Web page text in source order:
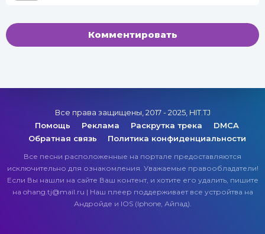
Комментировать
Все права защищены, 2017 - 2025, HIT.TJ
Помощь
Реклама Раскрутка трека
DMCA
Обратная связь
Политика конфиденциальности
Все песни расположенные на портале предоставляются
исключительно для ознакомления. Уважаемые правообладатели!
Если Вы нашли на сайте Ваш контент, и хотите его удалить, пишите
на ohang.tj@mail.ru | Наш плеер поддерживает все устройтва на
Андройде и IOS (Iphone, Айпад).